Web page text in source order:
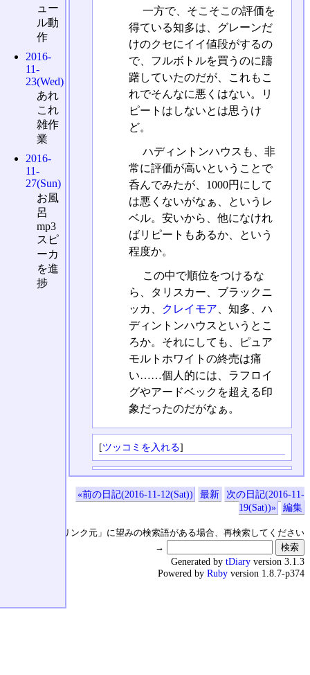
一方で、そこそこの評価を
得ている知多は、グレーンだ
けのクセにイイ値段がするの
で、フルボトルを買うのに躊
躇していたのだが、これもこ
れでそんなに悪くはない。リ
ピートはしないとは思うけ
ど。
ハディントンハウスも、非
常に評価が高いということで
呑んでみたが、1000円にして
は悪くないがなぁ、というレ
ベル。安いから、他になけれ
ばリピートもあるか、という
程度か。
この中で順位をつけるな
ら、タリスカー、ブラックニ
ッカ、
クレイモア 、知多、ハ
ディントンハウスというとこ
ろか。それにしても、ピュア
モルトホワイトの終売は痛
い……個人的には、ラフロイ
グやアードベックを超える印
象だったのだがなぁ。
[ツッコミを入れる]
«前の日記(2016-11-12(Sat)) 最新
次の日記(2016-11-
19(Sat))»
編集
↑の「本日のリンク元」に望みの検索語がある場合、再検索してください
→
ュー
ル動
作
2016-
11-
23(Wed)
あれ
これ
雑作
業
2016-
11-
27(Sun)
お風
呂
mp3
スピ
ーカ
を進
捗
Generated by tDiary version 3.1.3
Powered by Ruby version 1.8.7-p374